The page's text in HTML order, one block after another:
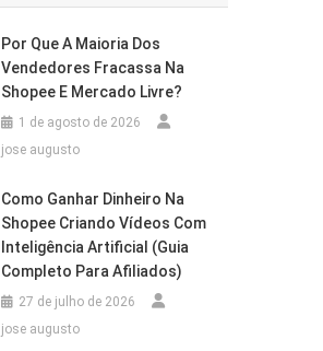
Por Que A Maioria Dos
Vendedores Fracassa Na
Shopee E Mercado Livre?
1 de agosto de 2026
jose augusto
Como Ganhar Dinheiro Na
Shopee Criando Vídeos Com
Inteligência Artificial (Guia
Completo Para Afiliados)
27 de julho de 2026
jose augusto